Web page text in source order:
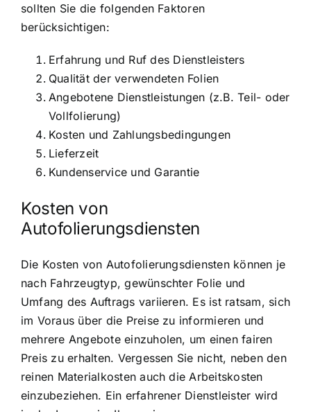
sollten Sie die folgenden Faktoren
berücksichtigen:
Erfahrung und Ruf des Dienstleisters
Qualität der verwendeten Folien
Angebotene Dienstleistungen (z.B. Teil- oder
Vollfolierung)
Kosten und Zahlungsbedingungen
Lieferzeit
Kundenservice und Garantie
Kosten von
Autofolierungsdiensten
Die Kosten von Autofolierungsdiensten können je
nach Fahrzeugtyp, gewünschter Folie und
Umfang des Auftrags variieren. Es ist ratsam, sich
im Voraus über die Preise zu informieren und
mehrere Angebote einzuholen, um einen fairen
Preis zu erhalten. Vergessen Sie nicht, neben den
reinen Materialkosten auch die Arbeitskosten
einzubeziehen. Ein erfahrener Dienstleister wird